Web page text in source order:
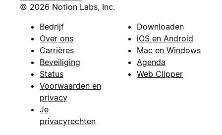
© 2026 Notion Labs, Inc.
Bedrijf
Over ons
Carrières
Beveiliging
Status
Voorwaarden en
privacy
Je
privacyrechten
Downloaden
iOS en Android
Mac en Windows
Agenda
Web Clipper